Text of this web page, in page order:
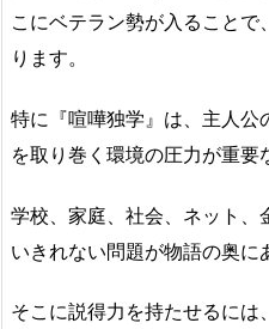
こにベテラン勢が入ること
ります。
特に『喧嘩独学』は、主人公
を取り巻く環境の圧力が重要
学校、家庭、社会、ネット、
いきれない問題が物語の奥に
そこに説得力を持たせるには